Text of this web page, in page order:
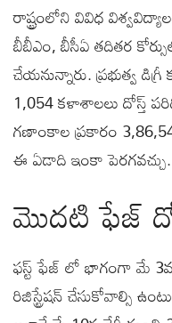
రాష్ట్రంలోని వివిధ
బీబీఎం, బీసీఏ తదితర
చేయనున్నారు. ప్రభుత్వ
1,054 కళాశాలలు దోస్త్‌
గణాంకాల ప్రకారం
ఈ ఏడాది ఇంకా పెరగవచ్చు.
మొదటి ఫేజ్
ఫస్ట్ ఫేజ్ లో భాగంగా మే 3వ
రిజిస్ట్రేషన్ చేసుకోవాల్సి